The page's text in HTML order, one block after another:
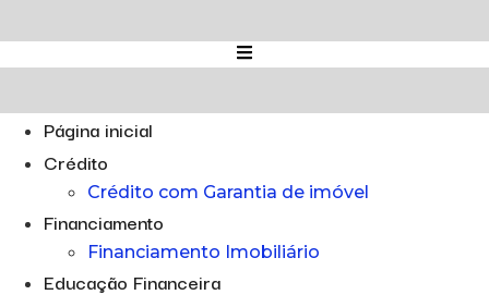
para
o
Página inicial
Crédito
Crédito com Garantia de imóvel
Financiamento
Financiamento Imobiliário
Educação Financeira